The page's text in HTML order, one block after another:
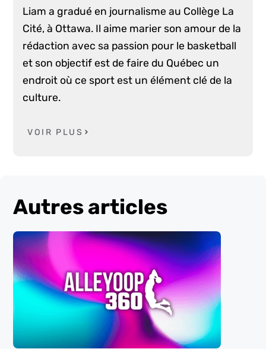
Liam a gradué en journalisme au Collège La
Cité, à Ottawa. Il aime marier son amour de la
rédaction avec sa passion pour le basketball
et son objectif est de faire du Québec un
endroit où ce sport est un élément clé de la
culture.
VOIR PLUS
Autres articles